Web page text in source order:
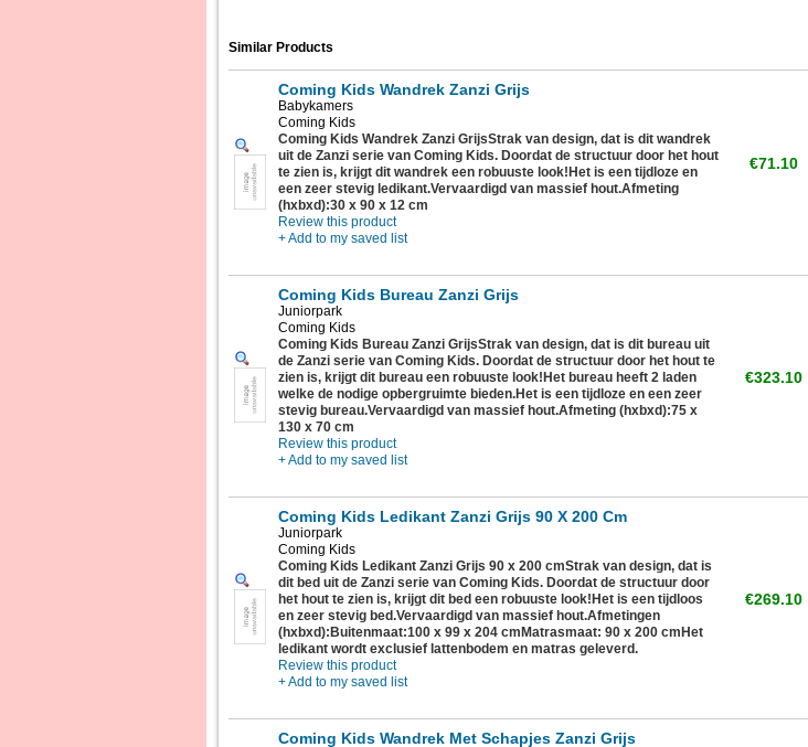
Similar Products
Coming Kids Wandrek Zanzi Grijs
Babykamers
Coming Kids
Coming Kids Wandrek Zanzi GrijsStrak van design, dat is dit wandrek
uit de Zanzi serie van Coming Kids. Doordat de structuur door het hout
te zien is, krijgt dit wandrek een robuuste look!Het is een tijdloze en
een zeer stevig ledikant.Vervaardigd van massief hout.Afmeting
(hxbxd):30 x 90 x 12 cm
Review this product
+ Add to my saved list
€71.10
Coming Kids Bureau Zanzi Grijs
Juniorpark
Coming Kids
Coming Kids Bureau Zanzi GrijsStrak van design, dat is dit bureau uit
de Zanzi serie van Coming Kids. Doordat de structuur door het hout te
zien is, krijgt dit bureau een robuuste look!Het bureau heeft 2 laden
welke de nodige opbergruimte bieden.Het is een tijdloze en een zeer
stevig bureau.Vervaardigd van massief hout.Afmeting (hxbxd):75 x
130 x 70 cm
Review this product
+ Add to my saved list
€323.10
Coming Kids Ledikant Zanzi Grijs 90 X 200 Cm
Juniorpark
Coming Kids
Coming Kids Ledikant Zanzi Grijs 90 x 200 cmStrak van design, dat is
dit bed uit de Zanzi serie van Coming Kids. Doordat de structuur door
het hout te zien is, krijgt dit bed een robuuste look!Het is een tijdloos
en zeer stevig bed.Vervaardigd van massief hout.Afmetingen
(hxbxd):Buitenmaat:100 x 99 x 204 cmMatrasmaat: 90 x 200 cmHet
ledikant wordt exclusief lattenbodem en matras geleverd.
Review this product
+ Add to my saved list
€269.10
Coming Kids Wandrek Met Schapjes Zanzi Grijs